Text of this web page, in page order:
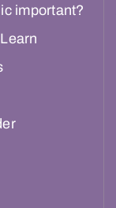
important?